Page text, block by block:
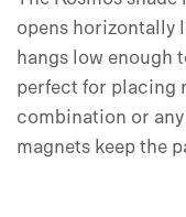
opens horizontally
hangs low enough
perfect for placing
combination or
magnets keep the